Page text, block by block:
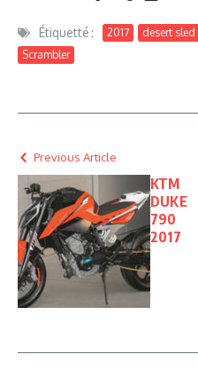
Étiquetté : 2017 desert sled
Scrambler
Previous Article
KTM
DUKE
790
2017